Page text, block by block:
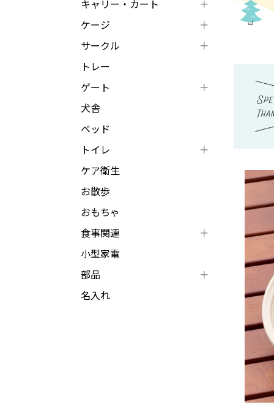
キャリー・カート
ケージ
サークル
トレー
ゲート
犬舎
ベッド
トイレ
ケア衛生
お散歩
おもちゃ
食事関連
小型家電
部品
名入れ